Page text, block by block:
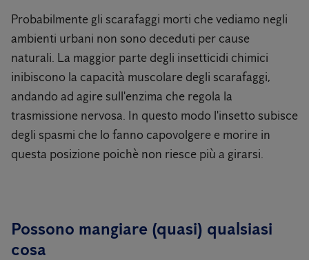
Probabilmente gli scarafaggi morti che vediamo negli
ambienti urbani non sono deceduti per cause
naturali. La maggior parte degli insetticidi chimici
inibiscono la capacità muscolare degli scarafaggi,
andando ad agire sull'enzima che regola la
trasmissione nervosa. In questo modo l'insetto subisce
degli spasmi che lo fanno capovolgere e morire in
questa posizione poichè non riesce più a girarsi.
Possono mangiare (quasi) qualsiasi
cosa